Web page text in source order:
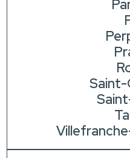
Saint-